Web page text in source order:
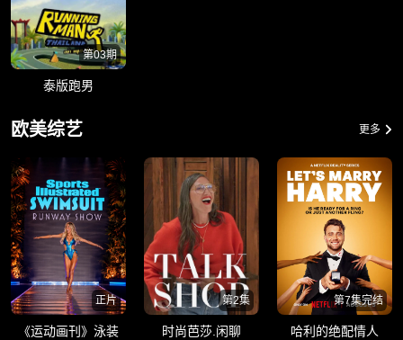
第03期
泰版跑男
欧美综艺 更多
正片
《运动画刊》泳装
第2集
时尚芭莎.闲聊
第7集完结
哈利的绝配情人